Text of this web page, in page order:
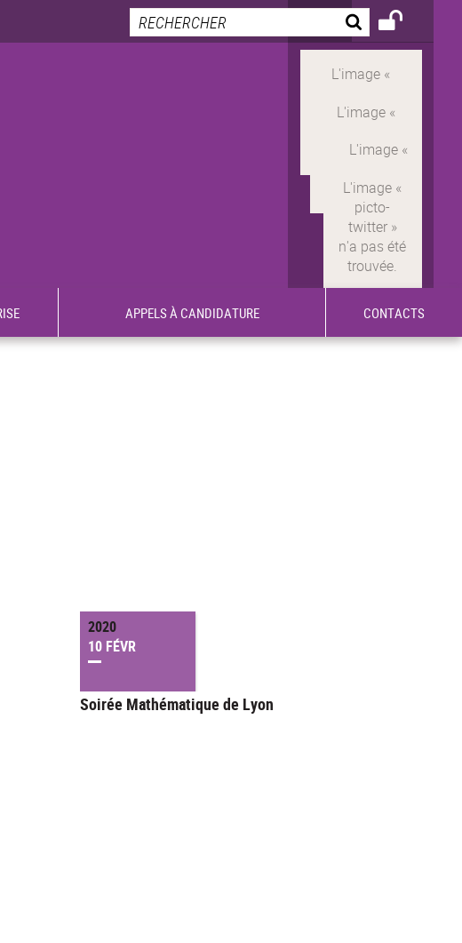
APPELS À CANDIDATURE CONTACTS
2020
10 FÉVR
Soirée Mathématique de Lyon